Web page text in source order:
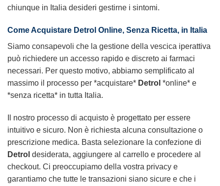
chiunque in Italia desideri gestirne i sintomi.
Come Acquistare Detrol Online, Senza Ricetta, in Italia
Siamo consapevoli che la gestione della vescica iperattiva
può richiedere un accesso rapido e discreto ai farmaci
necessari. Per questo motivo, abbiamo semplificato al
massimo il processo per *acquistare* Detrol *online* e
*senza ricetta* in tutta Italia.
Il nostro processo di acquisto è progettato per essere
intuitivo e sicuro. Non è richiesta alcuna consultazione o
prescrizione medica. Basta selezionare la confezione di
Detrol desiderata, aggiungere al carrello e procedere al
checkout. Ci preoccupiamo della vostra privacy e
garantiamo che tutte le transazioni siano sicure e che i